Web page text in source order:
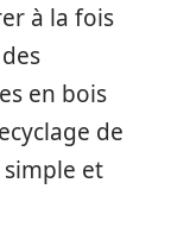
à la fois
en bois
de
et